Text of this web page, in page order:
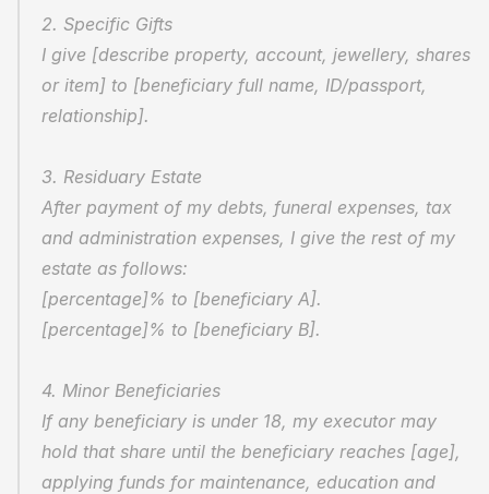
2. Specific Gifts
I give [describe property, account, jewellery, shares
or item] to [beneficiary full name, ID/passport,
relationship].
3. Residuary Estate
After payment of my debts, funeral expenses, tax
and administration expenses, I give the rest of my
estate as follows:
[percentage]% to [beneficiary A].
[percentage]% to [beneficiary B].
4. Minor Beneficiaries
If any beneficiary is under 18, my executor may
hold that share until the beneficiary reaches [age],
applying funds for maintenance, education and